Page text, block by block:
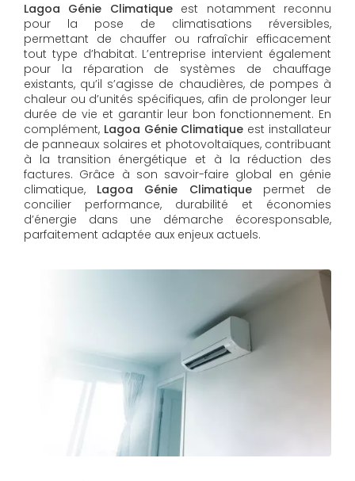
Lagoa Génie Climatiqueest notamment reconnu
pour la pose de climatisations réversibles,
permettant de chauffer ou rafraîchir efficacement
tout type d’habitat. L’entreprise intervient également
pour la réparation de systèmes de chauffage
existants, qu’il s’agisse de chaudières, de pompes à
chaleur ou d’unités spécifiques, afin de prolonger leur
durée de vie et garantir leur bon fonctionnement. En
complément, Lagoa Génie Climatique est installateur
de panneaux solaires et photovoltaïques, contribuant
à la transition énergétique et à la réduction des
factures. Grâce à son savoir-faire global en génie
climatique, Lagoa Génie Climatiquepermet de
concilier performance, durabilité et économies
d’énergie dans une démarche écoresponsable,
parfaitement adaptée aux enjeux actuels.